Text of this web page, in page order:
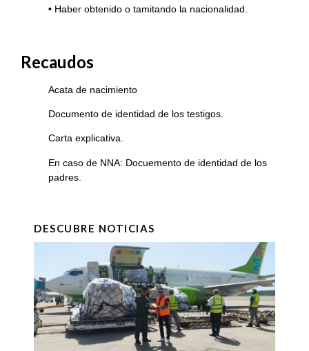
• Haber obtenido o tamitando la nacionalidad.
Recaudos
Acata de nacimiento
Documento de identidad de los testigos.
Carta explicativa.
En caso de NNA: Docuemento de identidad de los
padres.
DESCUBRE NOTICIAS